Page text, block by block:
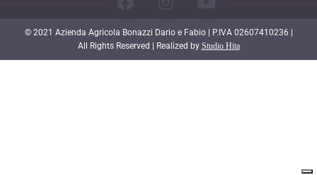
© 2021 Azienda Agricola Bonazzi Dario e Fabio | P.IVA 02607410236 |
All Rights Reserved | Realized by Studio Hita